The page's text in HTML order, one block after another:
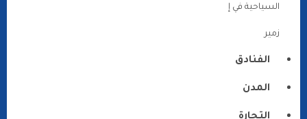
السياحية في إ
زمير
الفنادق
المدن